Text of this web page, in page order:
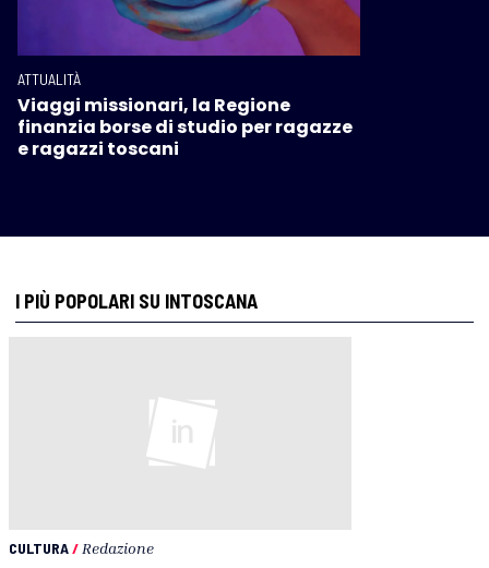
ATTUALITÀ
Viaggi missionari, la Regione
finanzia borse di studio per ragazze
e ragazzi toscani
I PIÙ POPOLARI SU INTOSCANA
CULTURA/ Redazione